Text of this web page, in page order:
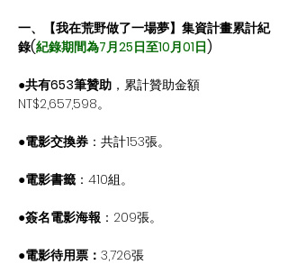
一、【我在荒野做了一場夢】集資計畫累計紀
錄(紀錄期間為7月25日至10月01日)
●共有653筆贊助 ，累計贊助金額
NT$2,657,598。
●電影交換券 ：共計153張。
●電影書籤 ：410組。
●簽名電影海報 ：209張。
●電影待用票： 3,726張